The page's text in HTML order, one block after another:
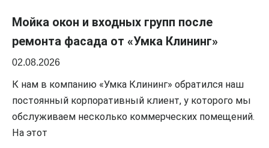
Мойка окон и входных групп после
ремонта фасада от «Умка Клининг»
02.08.2026
К нам в компанию «Умка Клининг» обратился наш
постоянный корпоративный клиент, у которого мы
обслуживаем несколько коммерческих помещений.
На этот